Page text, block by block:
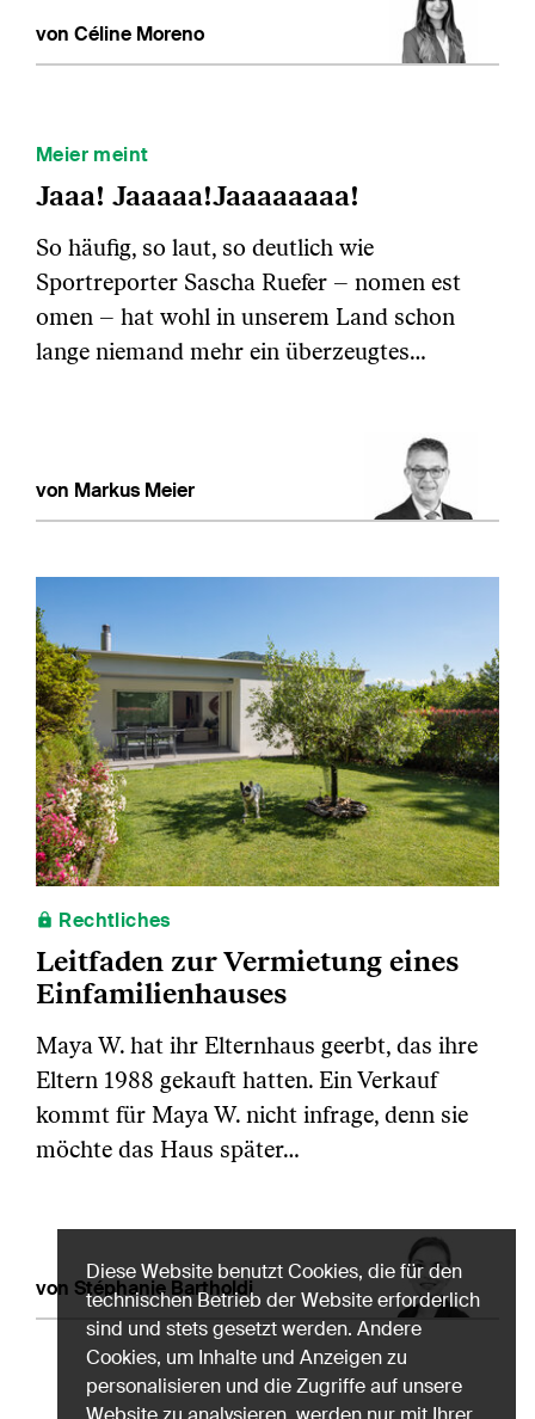
von Céline Moreno
Meier meint
Jaaa! Jaaaaa!Jaaaaaaaa!
So häufig, so laut, so deutlich wie
Sportreporter Sascha Ruefer – nomen est
omen – hat wohl in unserem Land schon
lange niemand mehr ein überzeugtes…
von Markus Meier
Rechtliches
Leitfaden zur Vermietung eines
Einfamilienhauses
Maya W. hat ihr Elternhaus geerbt, das ihre
Eltern 1988 gekauft hatten. Ein Verkauf
kommt für Maya W. nicht infrage, denn sie
möchte das Haus später…
von Stéphanie Bartholdi
Diese Website benutzt Cookies, die für den
technischen Betrieb der Website erforderlich
sind und stets gesetzt werden. Andere
Cookies, um Inhalte und Anzeigen zu
personalisieren und die Zugriffe auf unsere